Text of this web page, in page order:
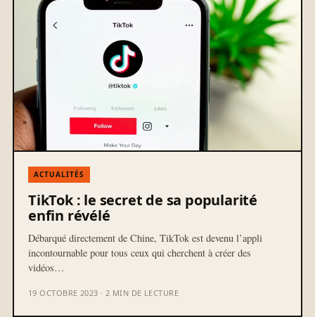
ACTUALITÉS
TikTok : le secret de sa popularité
enfin révélé
Débarqué directement de Chine, TikTok est devenu l’appli
incontournable pour tous ceux qui cherchent à créer des
vidéos…
19 OCTOBRE 2023 · 2 MIN DE LECTURE